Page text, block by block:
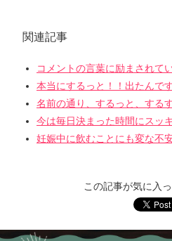
関連記事
コメントの言葉に励まされて
本当にするっと！！出たんで
名前の通り、するっと、する
今は毎日決まった時間にスッ
妊娠中に飲むことにも変な不